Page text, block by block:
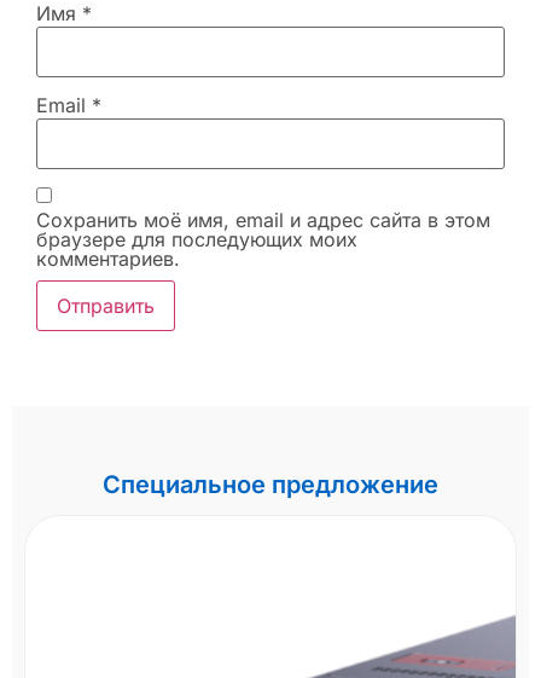
Имя *
Email *
Сохранить моё имя, email и адрес сайта в этом
браузере для последующих моих
комментариев.
Специальное предложение